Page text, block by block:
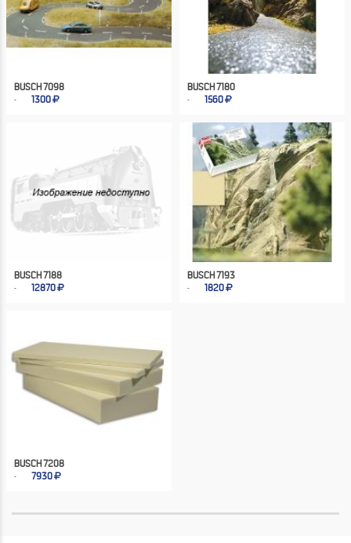
BUSCH 7098
1300
BUSCH 7180
1560
BUSCH 7188
12870
BUSCH 7193
1820
BUSCH 7208
7930